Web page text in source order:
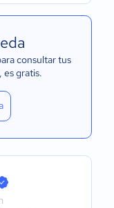
consultar tus
, es gratis.